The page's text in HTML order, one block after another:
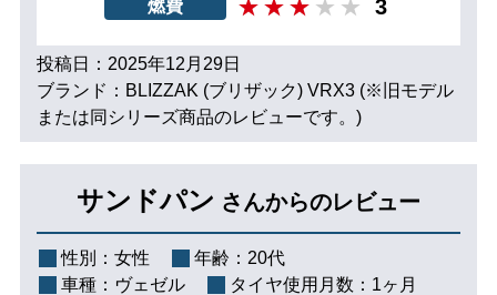
燃費 3
投稿日：2025年12月29日
ブランド：BLIZZAK (ブリザック) VRX3 (※旧モデル
または同シリーズ商品のレビューです。)
サンドパン さんからのレビュー
性別： 女性 年齢： 20代
車種： ヴェゼル タイヤ使用月数： 1ヶ月